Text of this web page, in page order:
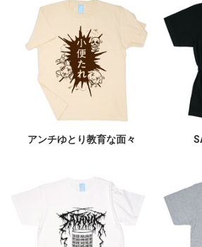
アンチゆとり教育な面々